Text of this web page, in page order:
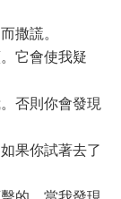
撒謊。
它會使我疑
否則你會發現
果你試著去了